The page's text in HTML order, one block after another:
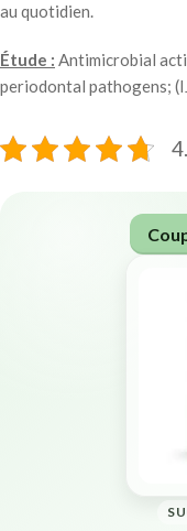
au quotidien.
Étude : Antimicrobial
periodontal pathogens;